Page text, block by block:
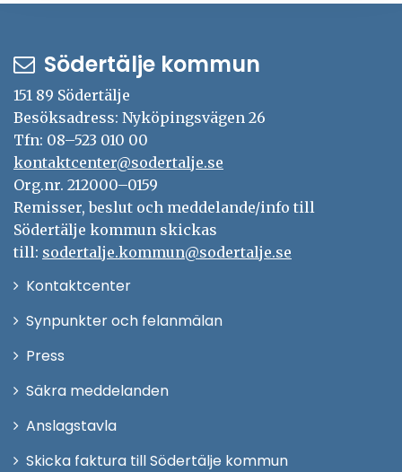
Södertälje kommun
151 89 Södertälje
Besöksadress: Nyköpingsvägen 26
Tfn: 08–523 010 00
kontaktcenter@sodertalje.se
Org.nr. 212000–0159
Remisser, beslut och meddelande/info till
Södertälje kommun skickas
till: sodertalje.kommun@sodertalje.se
KontaktcenterÖppna
Synpunkter och felanmälan
Press
fönster
Säkra meddelanden
Anslagstavla
Skicka faktura till Södertälje kommun